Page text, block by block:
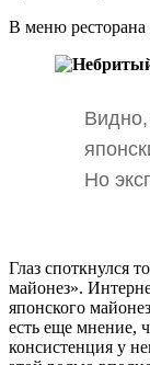
В меню ресторана
Но
Глаз споткнулся
майонез».
японского
есть еще мнение,
консистенция у